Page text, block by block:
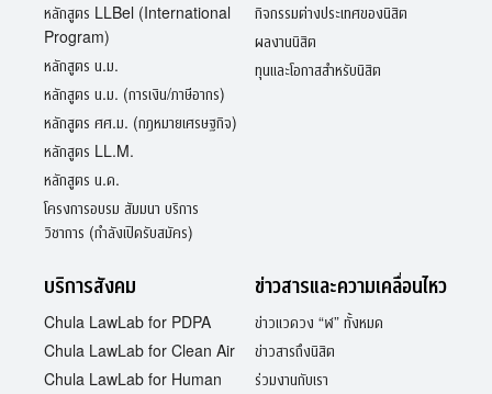
หลักสูตร LLBel (International
Program)
หลักสูตร น.ม.
หลักสูตร น.ม. (การเงิน/ภาษีอากร)
หลักสูตร ศศ.ม. (กฎหมายเศรษฐกิจ)
หลักสูตร LL.M.
หลักสูตร น.ด.
โครงการอบรม สัมมนา บริการ
วิชาการ (กำลังเปิดรับสมัคร)
กิจกรรมต่างประเทศของนิสิต
ผลงานนิสิต
ทุนและโอกาสสำหรับนิสิต
บริการสังคม
Chula LawLab for PDPA
Chula LawLab for Clean Air
Chula LawLab for Human
ข่าวสารและความเคลื่อนไหว
ข่าวแวดวง “ฬ” ทั้งหมด
ข่าวสารถึงนิสิต
ร่วมงานกับเรา